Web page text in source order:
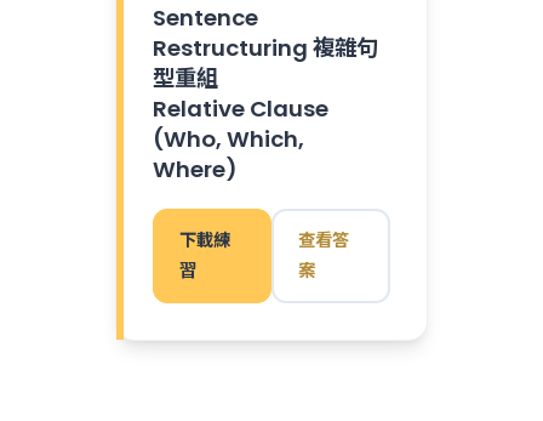
Sentence
Restructuring 複雜句
型重組
Relative Clause
(Who, Which,
Where)
下載練
習
查看答
案